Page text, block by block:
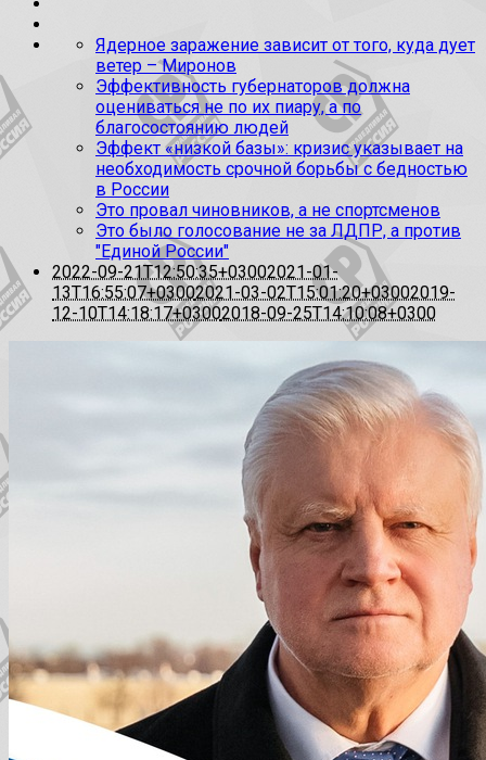
Ядерное заражение зависит от того, куда дует
ветер – Миронов
Эффективность губернаторов должна
оцениваться не по их пиару, а по
благосостоянию людей
Эффект «низкой базы»: кризис указывает на
необходимость срочной борьбы с бедностью
в России
Это провал чиновников, а не спортсменов
Это было голосование не за ЛДПР, а против
"Единой России"
2022-09-21T12:50:35+03002021-01-
13T16:55:07+03002021-03-02T15:01:20+03002019-
12-10T14:18:17+03002018-09-25T14:10:08+0300